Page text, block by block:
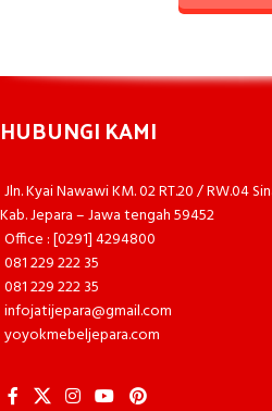
HUBUNGI KAMI
Jln. Kyai Nawawi KM. 02 RT.20 / RW.04
Kab. Jepara – Jawa tengah 59452
Office : [0291] 4294800
081 229 222 35
081 229 222 35
infojatijepara@gmail.com
yoyokmebeljepara.com